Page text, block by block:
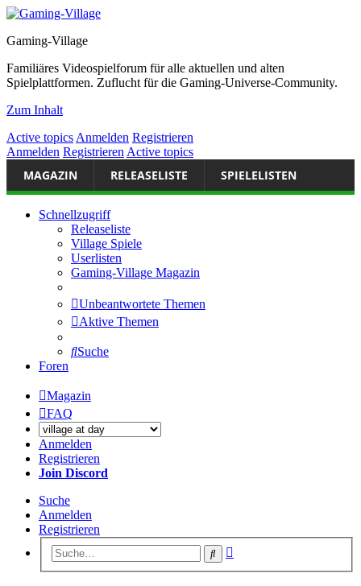
Gaming-Village
Familiäres Videospielforum für alle aktuellen und alten
Spielplattformen. Zuflucht für die Gaming-Universe-Community.
Zum Inhalt
Active topics Anmelden Registrieren
Anmelden Registrieren Active topics
MAGAZIN RELEASELISTE SPIELELISTEN
Schnellzugriff
Releaseliste
Village Spiele
Userlisten
Gaming-Village Magazin
Unbeantwortete Themen
Aktive Themen
Suche
Foren
Magazin
FAQ
Anmelden
Registrieren
Join Discord
Suche
Anmelden
Registrieren
Suche